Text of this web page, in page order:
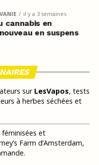
il y a 3 semaines
cannabis en
en suspens
sur LesVapos, tests
à herbes séchées et
féminisées et
Farm d’Amsterdam,